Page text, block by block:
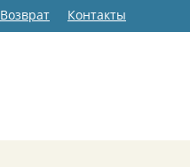
Возврат Контакты